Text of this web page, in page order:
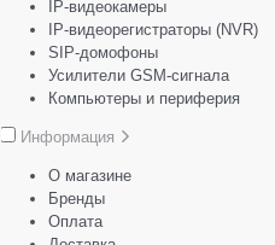
IP-видеокамеры
IP-видеорегистраторы (NVR)
SIP-домофоны
Усилители GSM-сигнала
Компьютеры и периферия
Информация
О магазине
Бренды
Оплата